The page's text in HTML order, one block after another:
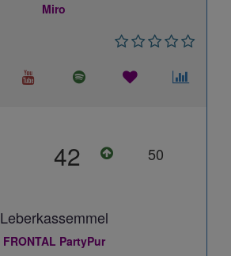
Miro
42 50
Leberkassemmel
FRONTAL PartyPur